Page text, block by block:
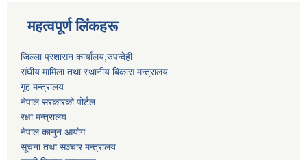
महत्वपूर्ण लिंकहरू
जिल्ला प्रशासन कार्यालय,रुपन्देही
संघीय मामिला तथा स्थानीय बिकास मन्त्रालय
गृह मन्त्रालय
नेपाल सरकारको पोर्टल
रक्षा मन्त्रालय
नेपाल कानुन आयोग
सूचना तथा सञ्चार मन्त्रालय